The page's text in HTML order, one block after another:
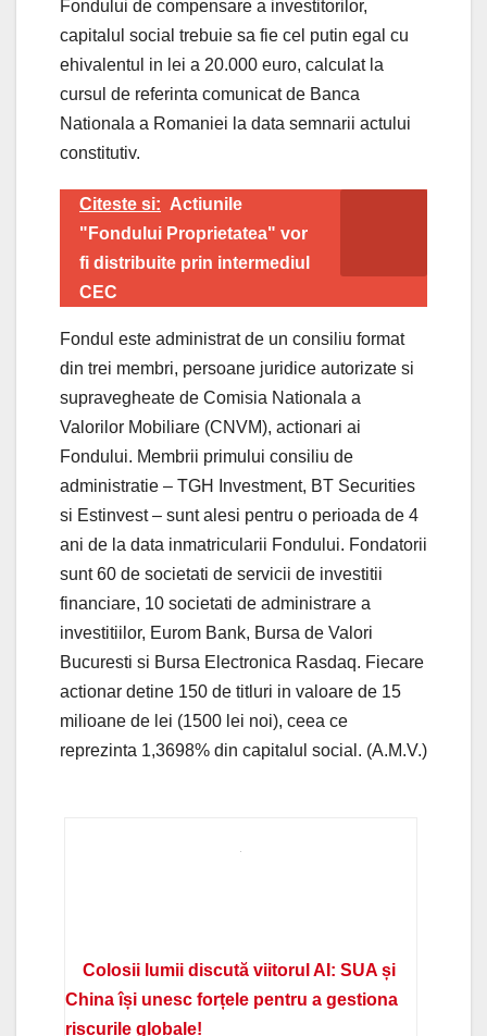
Fondului de compensare a investitorilor,
capitalul social trebuie sa fie cel putin egal cu
ehivalentul in lei a 20.000 euro, calculat la
cursul de referinta comunicat de Banca
Nationala a Romaniei la data semnarii actului
constitutiv.
Citeste si: Actiunile
"Fondului Proprietatea" vor
fi distribuite prin intermediul
CEC
Fondul este administrat de un consiliu format
din trei membri, persoane juridice autorizate si
supravegheate de Comisia Nationala a
Valorilor Mobiliare (CNVM), actionari ai
Fondului. Membrii primului consiliu de
administratie – TGH Investment, BT Securities
si Estinvest – sunt alesi pentru o perioada de 4
ani de la data inmatricularii Fondului. Fondatorii
sunt 60 de societati de servicii de investitii
financiare, 10 societati de administrare a
investitiilor, Eurom Bank, Bursa de Valori
Bucuresti si Bursa Electronica Rasdaq. Fiecare
actionar detine 150 de titluri in valoare de 15
milioane de lei (1500 lei noi), ceea ce
reprezinta 1,3698% din capitalul social. (A.M.V.)
Colosii lumii discută viitorul AI: SUA și
China își unesc forțele pentru a gestiona
riscurile globale!